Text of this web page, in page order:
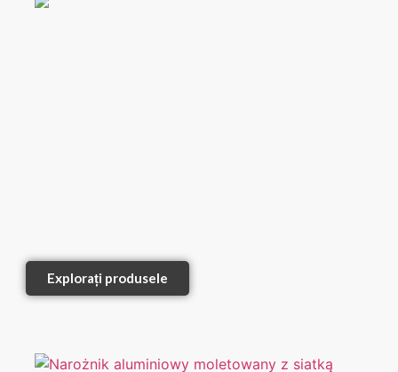
Explorați produsele